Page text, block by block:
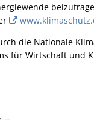
die Nationale
für Wirtschaft und